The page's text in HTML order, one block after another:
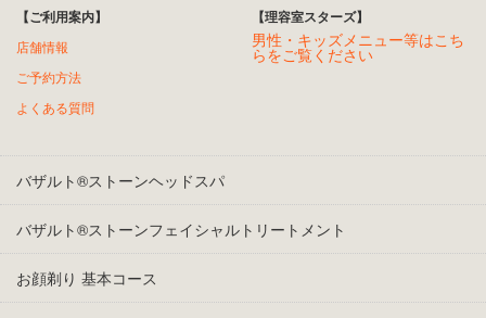
【ご利用案内】
店舗情報
ご予約方法
よくある質問
【理容室スターズ】
男性・キッズメニュー等はこち
らをご覧ください
バザルト®ストーンヘッドスパ
バザルト®ストーンフェイシャルトリートメント
お顔剃り 基本コース